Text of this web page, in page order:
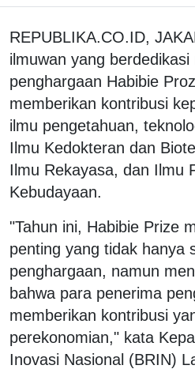
REPUBLIKA.CO.ID,
ilmuwan yang berdedikasi
penghargaan Habibie
memberikan kontribusi
ilmu pengetahuan,
Ilmu Kedokteran dan
Ilmu Rekayasa, dan Ilmu
Kebudayaan.
"Tahun ini, Habibie Prize
penting yang tidak hanya
penghargaan, namun
bahwa para penerima
memberikan kontribusi
perekonomian," kata
Inovasi Nasional (BRIN)